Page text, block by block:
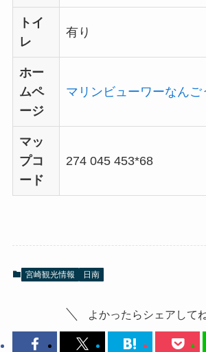
トイ
レ
有り
ホー
ムペ
ージ
マリンビューワーなんご
マッ
プコ
ード
274 045 453*68
宮崎観光情報 日南
よかったらシェアして